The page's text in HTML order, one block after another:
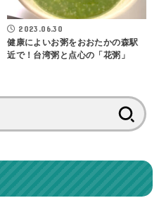
2023.06.30
健康によいお粥をおおたかの森駅
近で！台湾粥と点心の「花粥」
索: